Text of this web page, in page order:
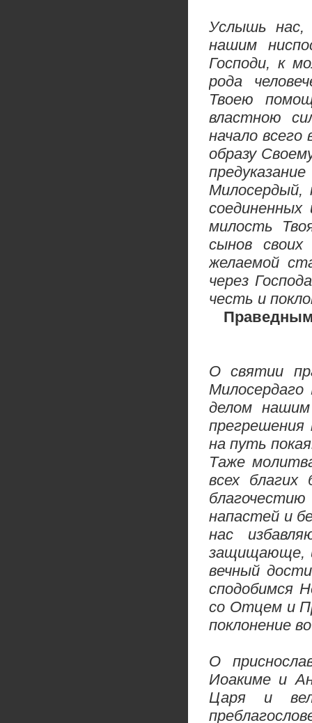
Услышь нас,
нашим
Господи, к
рода
Твоею
властною
начало
образу
Милосердый,
милость
сынов
желаемой
через
честь и
О святии
делом
на путь
Таже
всех благих
напастей и
нас
защищающе,
вечный
сподобимся
со Отцем и
поклонение
О
Иоакиме и
Царя и